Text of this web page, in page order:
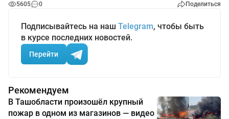
5605 0 Поделиться
Подписывайтесь на наш Telegram, чтобы быть
в курсе последних новостей.
Перейти
Рекомендуем
В Ташобласти произошёл крупный
пожар в одном из магазинов — видео